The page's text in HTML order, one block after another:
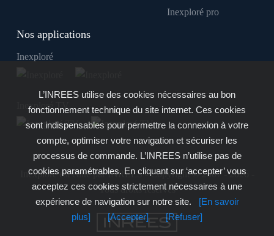
Inexploré pro
Nos applications
Inexploré
Inexploré TV
Inexploré est édité par INREES - Copyright © 2007 - 2026 -
Tous droits réservés
L’INREES utilise des cookies nécessaires au bon
fonctionnement technique du site internet. Ces cookies
sont indispensables pour permettre la connexion à votre
compte, optimiser votre navigation et sécuriser les
processus de commande. L’INREES n’utilise pas de
cookies paramétrables. En cliquant sur ‘accepter’ vous
acceptez ces cookies strictement nécessaires à une
expérience de navigation sur notre site.
[En savoir
plus]
[Accepter] [Refuser]